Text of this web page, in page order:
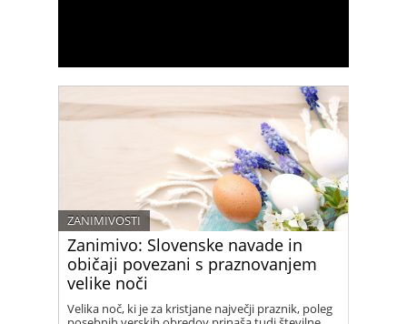
Zanimivo: Slovenske navade in
običaji povezani s praznovanjem
velike noči
ZANIMIVOSTI
Velika noč, ki je za kristjane največji praznik, poleg